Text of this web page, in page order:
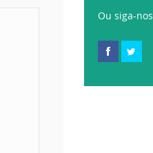
Ou siga-nos